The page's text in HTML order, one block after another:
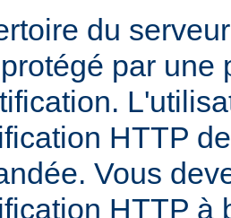
du
par une
HTTP
Vous
HTTP à